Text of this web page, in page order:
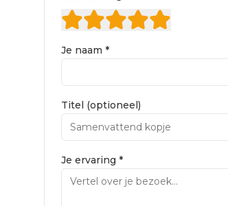
Je naam *
Titel (optioneel)
Je ervaring *